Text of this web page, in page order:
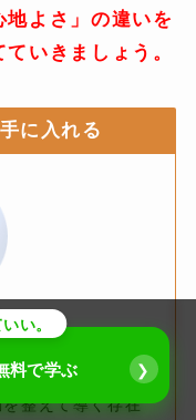
地よさ」の違いを
いきましょう。
に入れる
整えて導く存在
い。
料で学ぶ ❯